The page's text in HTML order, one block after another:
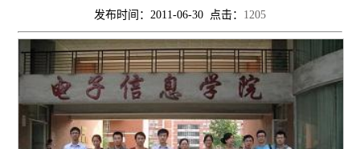
发布时间：2011-06-30 点击： 1205